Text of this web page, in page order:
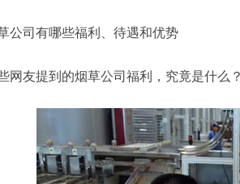
公司有哪些福利、待遇和优势
网友提到的烟草公司福利，究竟是什么